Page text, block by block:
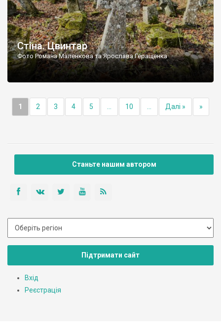
Стіна. Цвинтар
Фото Романа Маленкова та Ярослава Геращенка
1 2 3 4 5 10 Далі » »
Станьте нашим автором
Підтримати сайт
Вхід
Реєстрація